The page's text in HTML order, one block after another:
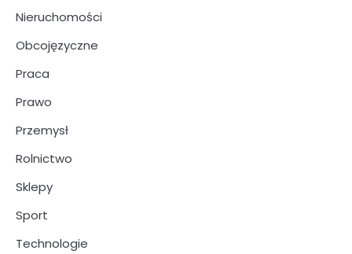
Nieruchomości
Obcojęzyczne
Praca
Prawo
Przemysł
Rolnictwo
Sklepy
Sport
Technologie